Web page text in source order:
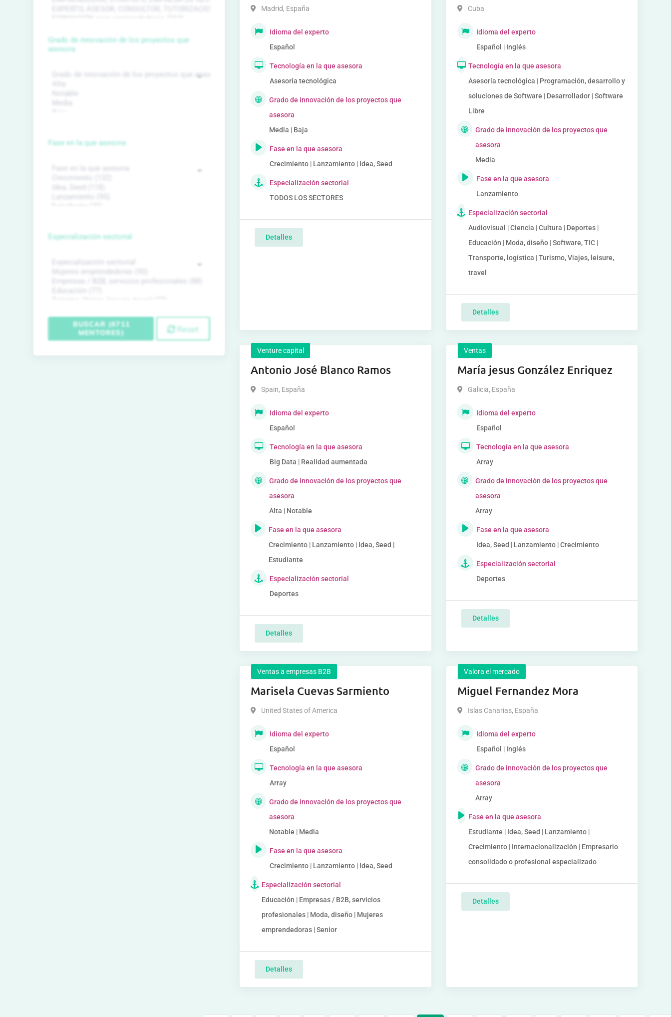
Madrid, España
Idioma del experto
Español
Tecnología en la que asesora
Asesoría tecnológica
Grado de innovación de los proyectos que
asesora
Media | Baja
Fase en la que asesora
Crecimiento | Lanzamiento | Idea, Seed
Especialización sectorial
TODOS LOS SECTORES
Detalles
Cuba
Idioma del experto
Español | Inglés
Tecnología en la que asesora
Asesoría tecnológica | Programación, desarrollo y
soluciones de Software | Desarrollador | Software
Libre
Grado de innovación de los proyectos que
asesora
Media
Fase en la que asesora
Lanzamiento
Especialización sectorial
Audiovisual | Ciencia | Cultura | Deportes |
Educación | Moda, diseño | Software, TIC |
Transporte, logística | Turismo, Viajes, leisure,
travel
Detalles
Venture capital
Antonio José Blanco Ramos
Spain, España
Idioma del experto
Español
Tecnología en la que asesora
Big Data | Realidad aumentada
Grado de innovación de los proyectos que
asesora
Alta | Notable
Fase en la que asesora
Crecimiento | Lanzamiento | Idea, Seed |
Estudiante
Especialización sectorial
Deportes
Detalles
Ventas
María jesus González Enriquez
Galicia, España
Idioma del experto
Español
Tecnología en la que asesora
Array
Grado de innovación de los proyectos que
asesora
Array
Fase en la que asesora
Idea, Seed | Lanzamiento | Crecimiento
Especialización sectorial
Deportes
Detalles
Ventas a empresas B2B
Marisela Cuevas Sarmiento
United States of America
Idioma del experto
Español
Tecnología en la que asesora
Array
Grado de innovación de los proyectos que
asesora
Notable | Media
Fase en la que asesora
Crecimiento | Lanzamiento | Idea, Seed
Especialización sectorial
Educación | Empresas / B2B, servicios
profesionales | Moda, diseño | Mujeres
emprendedoras | Senior
Detalles
Valora el mercado
Miguel Fernandez Mora
Islas Canarias, España
Idioma del experto
Español | Inglés
Grado de innovación de los proyectos que
asesora
Array
Fase en la que asesora
Estudiante | Idea, Seed | Lanzamiento |
Crecimiento | Internacionalización | Empresario
consolidado o profesional especializado
Detalles
Grado de innovación de los proyectos que
asesora
Fase en la que asesora
Especialización sectorial
BUSCAR (6711
MENTORES)
Reset